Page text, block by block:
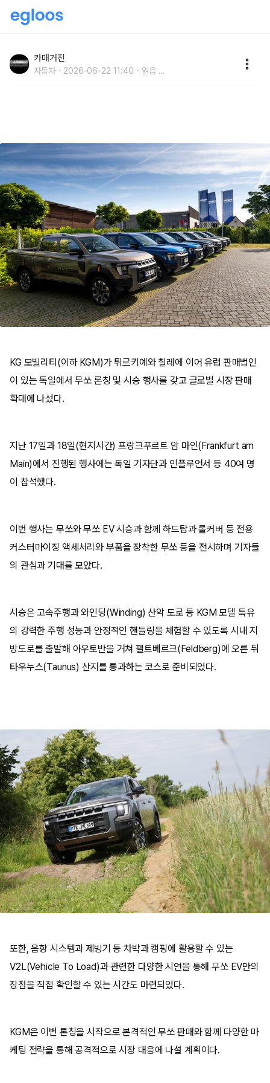
서
카매거진
자동차 2026-06-22 11:40 읽음 ...
KG 모빌리티(이하 KGM)가 튀르키예와 칠레에 이어 유럽 판매법인
이 있는 독일에서 무쏘 론칭 및 시승 행사를 갖고 글로벌 시장 판매
확대에 나섰다.
지난 17일과 18일(현지시간) 프랑크푸르트 암 마인(Frankfurt am
Main)에서 진행된 행사에는 독일 기자단과 인플루언서 등 40여 명
이 참석했다.
이번 행사는 무쏘와 무쏘 EV 시승과 함께 하드탑과 롤커버 등 전용
커스터마이징 액세서리와 부품을 장착한 무쏘 등을 전시하며 기자들
의 관심과 기대를 모았다.
시승은 고속주행과 와인딩(Winding) 산악 도로 등 KGM 모델 특유
의 강력한 주행 성능과 안정적인 핸들링을 체험할 수 있도록 시내 지
방도로를 출발해 아우토반을 거쳐 펠트베르크(Feldberg)에 오른 뒤
타우누스(Taunus) 산지를 통과하는 코스로 준비되었다.
또한, 음향 시스템과 제빙기 등 차박과 캠핑에 활용할 수 있는
V2L(Vehicle To Load)과 관련한 다양한 시연을 통해 무쏘 EV만의
장점을 직접 확인할 수 있는 시간도 마련되었다.
KGM은 이번 론칭을 시작으로 본격적인 무쏘 판매와 함께 다양한 마
케팅 전략을 통해 공격적으로 시장 대응에 나설 계획이다.